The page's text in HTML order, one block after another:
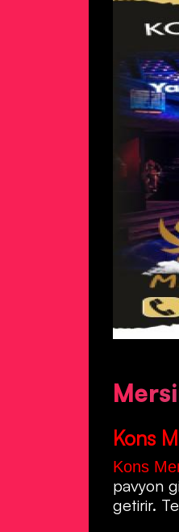
Kons
Kons
pavyon
getirir.